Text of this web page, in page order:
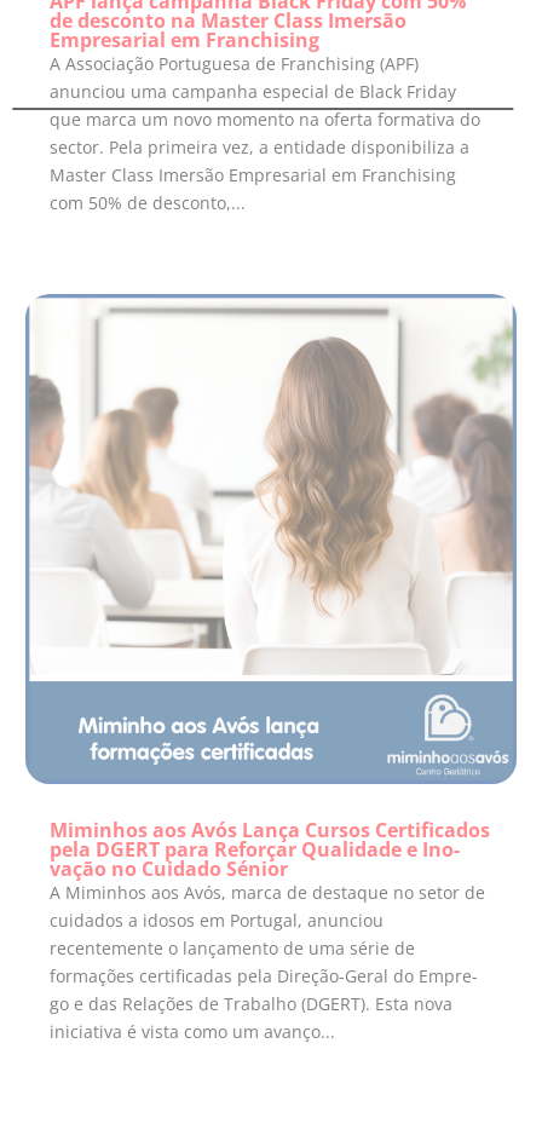
de desconto na Master Class Imersão
Empresarial em Franchising
A Associação Portuguesa de Franchising (APF)
anunciou uma campanha especial de Black Friday
que marca um novo momento na oferta formativa do
sector. Pela primeira vez, a entidade disponibiliza a
Master Class Imersão Empresarial em Franchising
com 50% de desconto,...
Miminhos aos Avós Lança Cursos Certificados
pela DGERT para Reforçar Qualidade e Ino-
vação no Cuidado Sénior
A Miminhos aos Avós, marca de destaque no setor de
cuidados a idosos em Portugal, anunciou
recentemente o lançamento de uma série de
formações certificadas pela Direção-Geral do Empre-
go e das Relações de Trabalho (DGERT). Esta nova
iniciativa é vista como um avanço...